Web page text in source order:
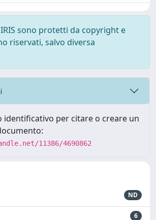
sono protetti da copyright e
riservati, salvo diversa
identificativo per citare o creare un
11386/4690862
ND
6